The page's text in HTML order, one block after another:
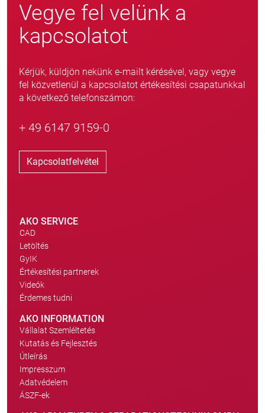
Vegye fel velünk a
kapcsolatot
Kérjük, küldjön nekünk e-mailt kérésével, vagy vegye
fel közvetlenül a kapcsolatot értékesítési csapatunkkal
a következő telefonszámon:
+ 49 6147 9159-0
Kapcsolatfelvétel
AKO SERVICE
CAD
Letöltés
GyIK
Értékesítési partnerek
Videók
Érdemes tudni
AKO INFORMATION
Vállalat Szemléltetés
Kutatás és Fejlesztés
Útleírás
Impresszum
Adatvédelem
ÁSZF-ek